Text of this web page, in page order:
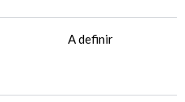
A definir